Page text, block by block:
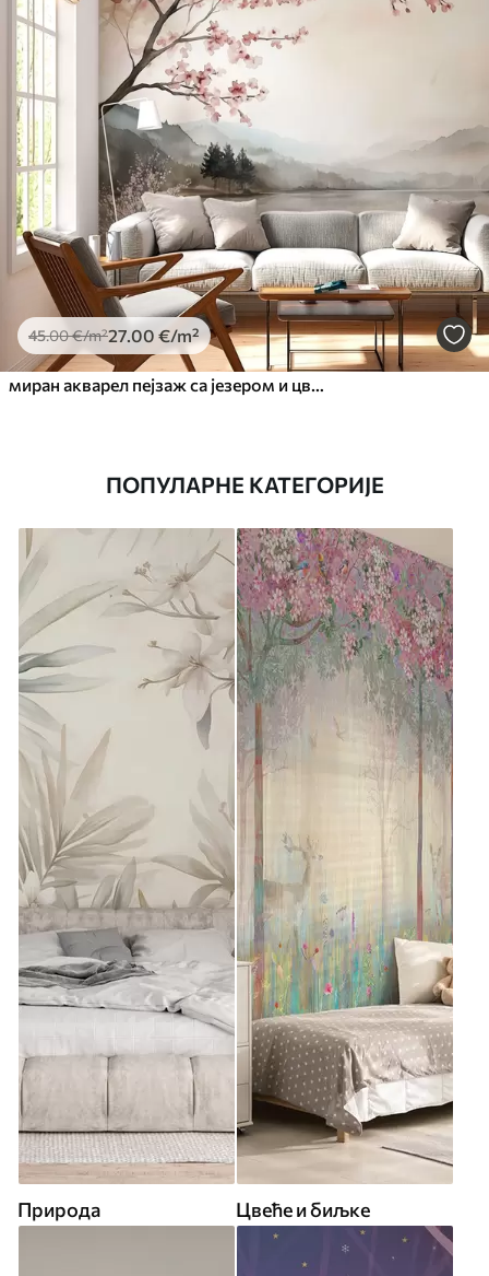
45.00€/m²27 .00 €/m²
ПОПУЛАРНЕ КАТЕГОРИЈЕ
Природа Цвеће и биљке